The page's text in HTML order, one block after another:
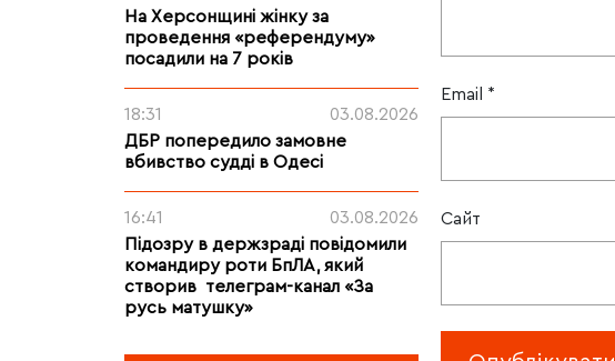
На Херсонщині жінку за
проведення «референдуму»
посадили на 7 років
18:31
03.08.2026
ДБР попередило замовне
вбивство судді в Одесі
16:41
03.08.2026
Підозру в держзраді повідомили
командиру роти БпЛА, який
створив телеграм-канал «За
русь матушку»
Email *
Сайт